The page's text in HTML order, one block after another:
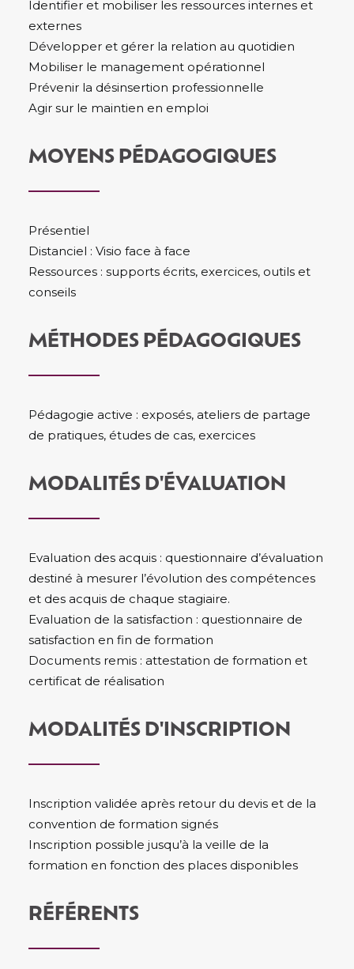
Identifier et mobiliser les ressources internes et
externes
Développer et gérer la relation au quotidien
Mobiliser le management opérationnel
Prévenir la désinsertion professionnelle
Agir sur le maintien en emploi
MOYENS PÉDAGOGIQUES
Présentiel
Distanciel : Visio face à face
Ressources : supports écrits, exercices, outils et
conseils
MÉTHODES PÉDAGOGIQUES
Pédagogie active : exposés, ateliers de partage
de pratiques, études de cas, exercices
MODALITÉS D'ÉVALUATION
Evaluation des acquis : questionnaire d’évaluation
destiné à mesurer l’évolution des compétences
et des acquis de chaque stagiaire.
Evaluation de la satisfaction : questionnaire de
satisfaction en fin de formation
Documents remis : attestation de formation et
certificat de réalisation
MODALITÉS D'INSCRIPTION
Inscription validée après retour du devis et de la
convention de formation signés
Inscription possible jusqu’à la veille de la
formation en fonction des places disponibles
RÉFÉRENTS